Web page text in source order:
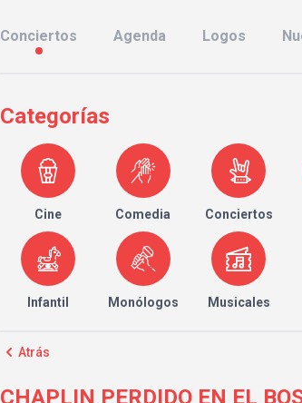
Conciertos Agenda Logos
Categorías
Cine Comedia Conciertos
Infantil Monólogos Musicales
Atrás
CHAPLIN PERDIDO EN EL